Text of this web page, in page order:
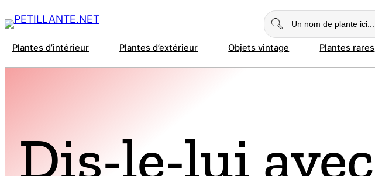
Plantes d’intérieur Plantes d’extérieur Objets vintage Plantes rares
Dis-le-lui avec